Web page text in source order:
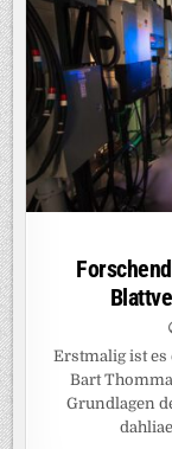
Erstmalig ist
Bart
Grundlagen